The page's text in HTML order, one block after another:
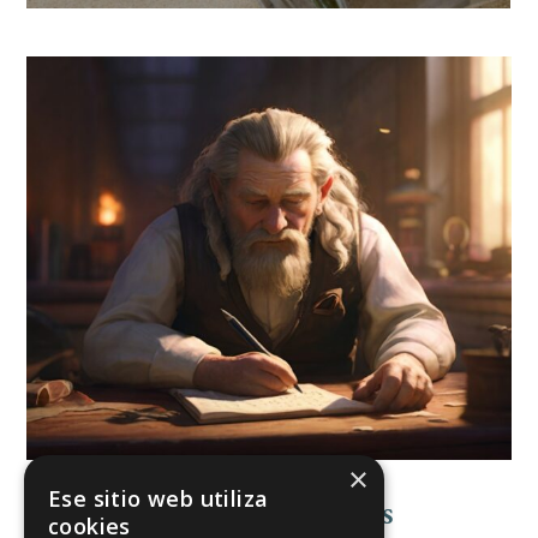
El Gran Obstáculo De Los
×
Ese sitio web utiliza
cookies